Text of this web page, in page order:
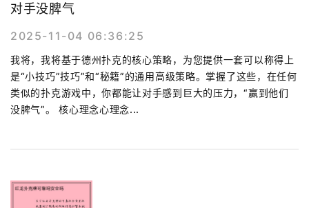
对手没脾气
2025-11-04 06:36:25
我将，我将基于德州扑克的核心策略，为您提供一套可以称得上
是“小技巧”技巧”和“秘籍”的通用高级策略。掌握了这些，在任何
类似的扑克游戏中，你都能让对手感到巨大的压力，“赢到他们
没脾气”。 核心理念心理念...